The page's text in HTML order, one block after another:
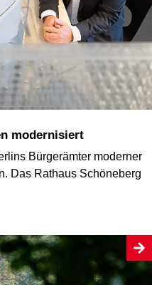
modernisiert
Bürgerämter moderner
Das Rathaus Schöneberg